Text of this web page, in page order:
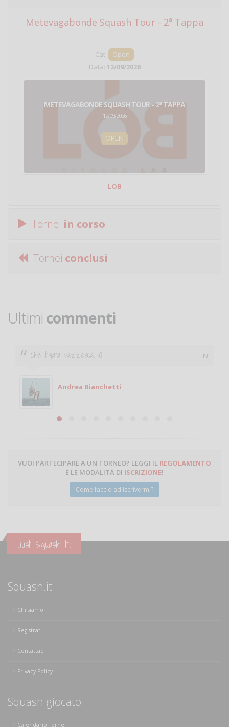
Metevagabonde Squash Tour - 2ª Tappa
Cat:
Open
Data: 12/09/2026
METEVAGABONDE SQUASH TOUR - 2ª TAPPA
12/09/2026
OPEN
LOB
Tornei in corso
Tornei conclusi
Ultimi commenti
Che figata pazzesca! :O
Andrea Bianchetti
VUOI PARTECIPARE A UN TORNEO? LEGGI IL REGOLAMENTO
E LE MODALITÀ DI ISCRIZIONE!
Come faccio ad iscrivermi?
Just Squash It!
Squash.it
Chi siamo
Registrati
Contattaci
Privacy Policy
Squash giocato
Calendario Tornei